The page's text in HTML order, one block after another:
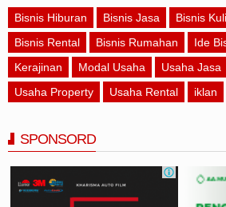
Bisnis Hiburan Bisnis Jasa Bisnis
Bisnis Rental
Bisnis Rumahan Ide
Kerajinan
Modal Usaha Usaha Jasa
Usaha Property
Usaha Rental iklan
SPONSORD